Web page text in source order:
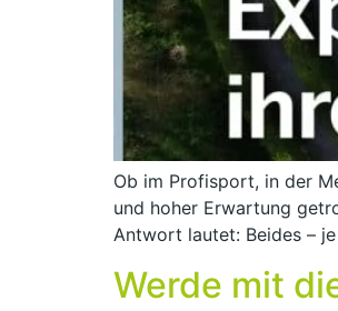
Ob im Profisport, in der
und hoher Erwartung
Antwort lautet: Beides –
Werde mit